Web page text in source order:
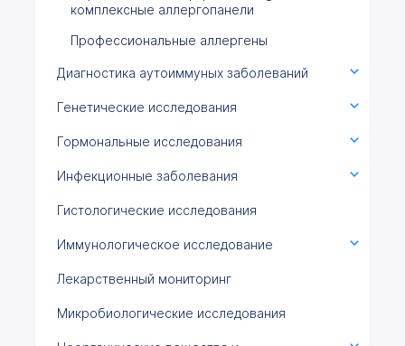
комплексные аллергопанели
Профессиональные аллергены
Диагностика аутоиммуных заболеваний
Генетические исследования
Гормональные исследования
Инфекционные заболевания
Гистологические исследования
Иммунологическое исследование
Лекарственный мониторинг
Микробиологические исследования